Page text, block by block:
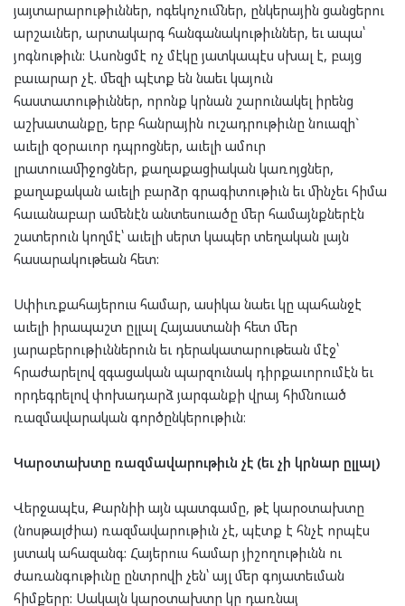
յայտարարութիւններ, ոգեկոչումներ, ընկերային ցանցերու
արշաւներ, արտակարգ հանգանակութիւններ, եւ ապա՝
յոգնութիւն: Ասոնցմէ ոչ մէկը յատկապէս սխալ է, բայց
բաւարար չէ. մեզի պէտք են նաեւ կայուն
հաստատութիւններ, որոնք կրնան շարունակել իրենց
աշխատանքը, երբ հանրային ուշադրութիւնը նուազի`
աւելի զօրաւոր դպրոցներ, աւելի ամուր
լրատուամիջոցներ, քաղաքացիական կառոյցներ,
քաղաքական աւելի բարձր գրագիտութիւն եւ մինչեւ հիմա
հաւանաբար ամենէն անտեսուածը մեր համայնքներէն
շատերուն կողմէ՝ աւելի սերտ կապեր տեղական լայն
հասարակութեան հետ:
Սփիւռքահայերուս համար, ասիկա նաեւ կը պահանջէ
աւելի իրապաշտ ըլլալ Հայաստանի հետ մեր
յարաբերութիւններուն եւ դերակատարութեան մէջ՝
հրաժարելով զգացական պարզունակ դիրքաւորումէն եւ
որդեգրելով փոխադարձ յարգանքի վրայ հիմնուած
ռազմավարական գործընկերութիւն։
Կարօտախտը ռազմավարութիւն չէ (եւ չի կրնար ըլլալ)
Վերջապէս, Քարնիի այն պատգամը, թէ կարօտախտը
(նոսթալժիա) ռազմավարութիւն չէ, պէտք է հնչէ որպէս
յստակ ահազանգ: Հայերուս համար յիշողութիւնն ու
ժառանգութիւնը ընտրովի չեն՝ այլ մեր գոյատեւման
հիմքերը: Սակայն կարօտախտը կը դառնայ